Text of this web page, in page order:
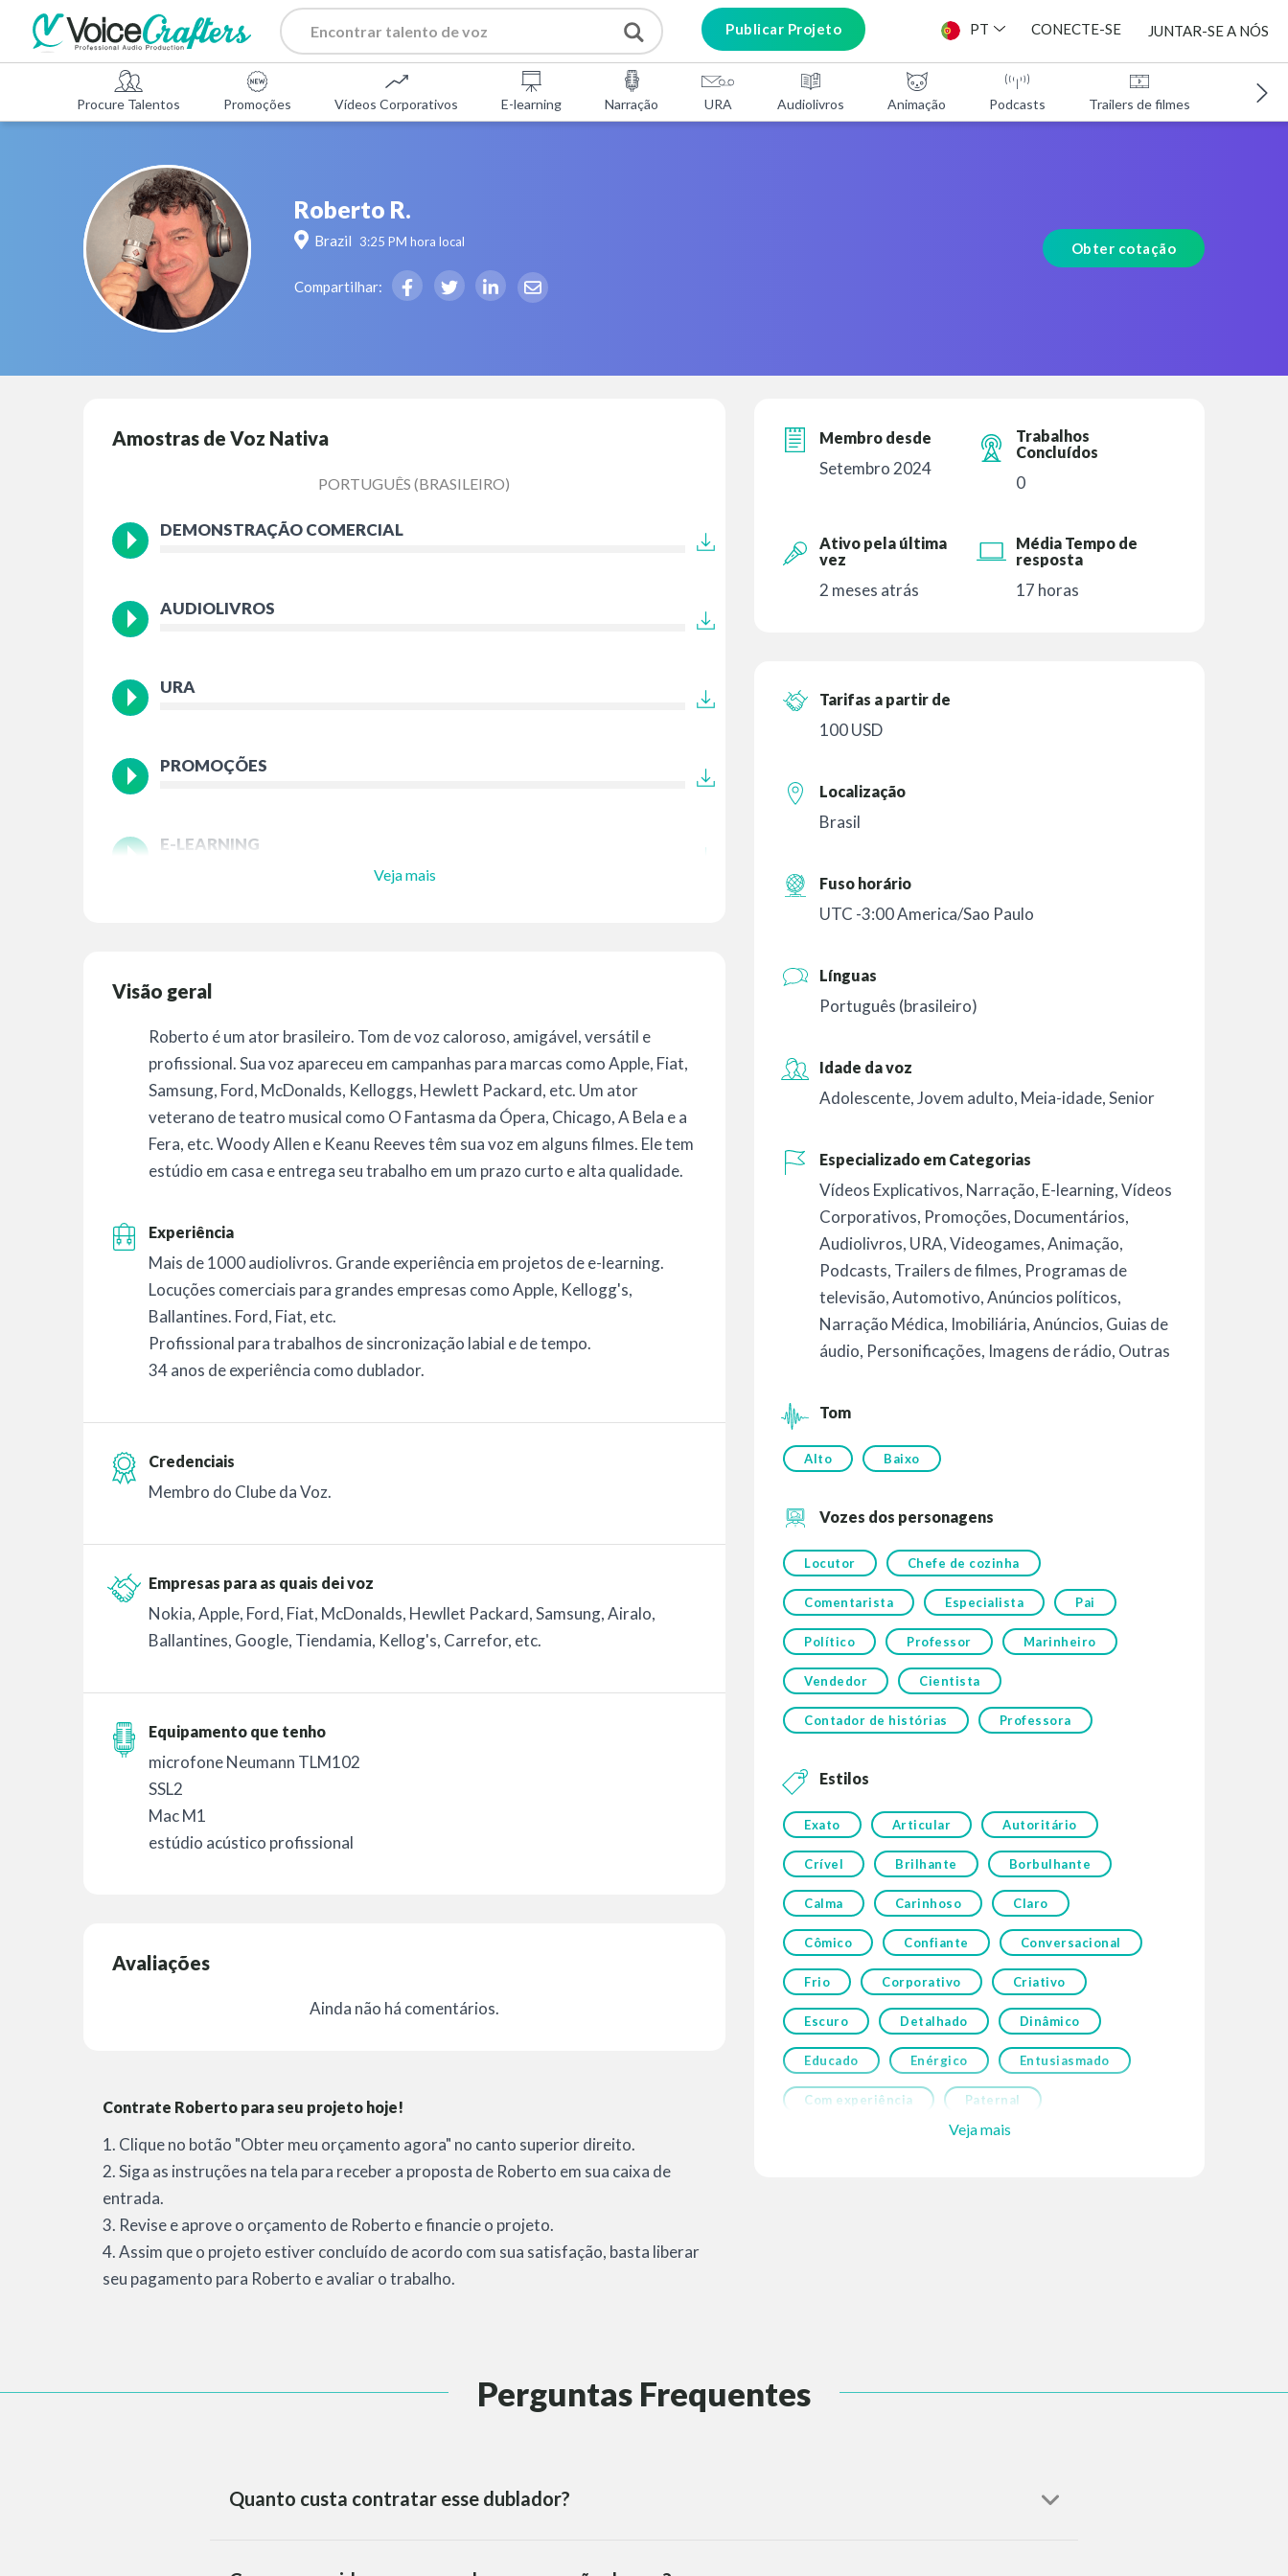
Publicar Projeto PT CONECTE-SE JUNTAR-SE A NÓS
Procure Talentos Promoções Vídeos Corporativos E-learning Narração URA Audiolivros Animação Podcasts Trailers de filmes
Roberto R.
Brazil 3:25 PM hora local
Compartilhar:
Obter cotação
Amostras de Voz Nativa
PORTUGUÊS (BRASILEIRO)
DEMONSTRAÇÃO COMERCIAL
AUDIOLIVROS
URA
PROMOÇÕES
E-LEARNING
Veja mais
Visão geral
Roberto é um ator brasileiro. Tom de voz caloroso, amigável, versátil e
profissional. Sua voz apareceu em campanhas para marcas como Apple, Fiat,
Samsung, Ford, McDonalds, Kelloggs, Hewlett Packard, etc. Um ator
veterano de teatro musical como O Fantasma da Ópera, Chicago, A Bela e a
Fera, etc. Woody Allen e Keanu Reeves têm sua voz em alguns filmes. Ele tem
estúdio em casa e entrega seu trabalho em um prazo curto e alta qualidade.
Experiência
Mais de 1000 audiolivros. Grande experiência em projetos de e-learning.
Locuções comerciais para grandes empresas como Apple, Kellogg's,
Ballantines. Ford, Fiat, etc.
Profissional para trabalhos de sincronização labial e de tempo.
34 anos de experiência como dublador.
Credenciais
Membro do Clube da Voz.
Empresas para as quais dei voz
Nokia, Apple, Ford, Fiat, McDonalds, Hewllet Packard, Samsung, Airalo,
Ballantines, Google, Tiendamia, Kellog's, Carrefor, etc.
Equipamento que tenho
microfone Neumann TLM102
SSL2
Mac M1
estúdio acústico profissional
Avaliações
Ainda não há comentários.
Contrate Roberto para seu projeto hoje!
1. Clique no botão "Obter meu orçamento agora" no canto superior direito.
2. Siga as instruções na tela para receber a proposta de Roberto em sua caixa de
entrada.
3. Revise e aprove o orçamento de Roberto e financie o projeto.
4. Assim que o projeto estiver concluído de acordo com sua satisfação, basta liberar
seu pagamento para Roberto e avaliar o trabalho.
Membro desde
Setembro 2024
Trabalhos
Concluídos
0
Ativo pela última
vez
2 meses atrás
Média Tempo de
resposta
17 horas
Tarifas a partir de
100 USD
Localização
Brasil
Fuso horário
UTC -3:00 America/Sao Paulo
Línguas
Português (brasileiro)
Idade da voz
Adolescente,Jovem adulto, Meia-idade,Senior
Especializado em Categorias
Vídeos Explicativos, Narração, E-learning,Vídeos
Corporativos, Promoções, Documentários,
Audiolivros, URA,Videogames,Animação,
Podcasts, Trailers de filmes, Programas de
televisão,Automotivo,Anúncios políticos,
Narração Médica, Imobiliária,Anúncios, Guias de
áudio, Personificações, Imagens de rádio, Outras
Tom
Alto Baixo
Vozes dos personagens
Locutor Chefe de cozinha
Comentarista Especialista Pai
Político Professor Marinheiro
Vendedor Cientista
Contador de histórias Professora
Estilos
Exato Articular Autoritário
Crível Brilhante Borbulhante
Calma Carinhoso Claro
Cômico Confiante Conversacional
Frio Corporativo Criativo
Escuro Detalhado Dinâmico
Educado Enérgico Entusiasmado
Com experiência Paternal
Veja mais
Perguntas Frequentes
Quanto custa contratar esse dublador?